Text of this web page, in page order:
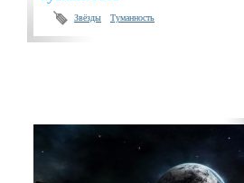
Звёзды Туманность